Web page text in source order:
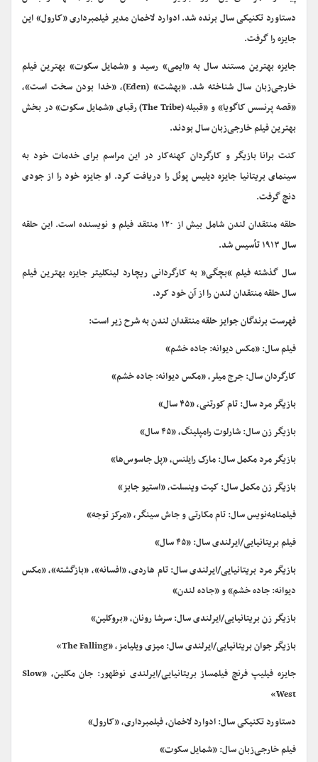
دستاورد تکنیکی سال برنده شد. ادوارد لاخمان مدیر فیلمبرداری «کارول» این
جایزه را گرفت.
جایزه بهترین مستند سال به «ایمی» رسید و «شمایل سکوت» بهترین فیلم
خارجی‌زبان سال شناخته شد. «بهشت» (Eden)، «خدا بودن سخت است»،
«قصه پرنسس کاگویا» و «قبیله (The Tribe) رقبای «شمایل سکوت» در بخش
بهترین فیلم خارجی‌زبان سال بودند.
کنت برانا بازیگر و کارگردان کهنه‌کار در این مراسم برای خدمات خود به
سینمای بریتانیا جایزه دیلیس پوئل را دریافت کرد. او جایزه خود را از جودی
دنچ گرفت.
حلقه منتقدان لندن شامل بیش از ۱۲۰ منتقد فیلم و نویسنده است. این حلقه
سال ۱۹۱۳ تأسیس شد.
سال گذشته فیلم “بچگی” به کارگردانی ریچارد لینکلیتر جایزه بهترین فیلم
سال حلقه منتقدان لندن را از آن خود کرد.
فهرست برندگان جوایز حلقه منتقدان لندن به شرح زیر است:
فیلم سال: «مکس دیوانه: جاده خشم»
کارگردان سال: جرج میلر، «مکس دیوانه: جاده خشم»
بازیگر مرد سال: تام کورتنی، «۴۵ سال»
بازیگر زن سال: شارلوت رامپلینگ، «۴۵ سال»
بازیگر مرد مکمل سال: مارک رایلنس، «پل جاسوس‌ها»
بازیگر زن مکمل سال: کیت وینسلت، «استیو جابز»
فیلمنامه‌نویس سال: تام مکارتی و جاش سینگر، «مرکز توجه»
فیلم بریتانیایی/ایرلندی سال: «۴۵ سال»
بازیگر مرد بریتانیایی/ایرلندی سال: تام هاردی، «افسانه»، «بازگشته»، «مکس
دیوانه: جاده خشم» و «جاده لندن»
بازیگر زن بریتانیایی/ایرلندی سال: سرشا رونان، «بروکلین»
بازیگر جوان بریتانیایی/ایرلندی سال: میزی ویلیامز، «The Falling»
جایزه فیلیپ فرنچ فیلمساز بریتانیایی/ایرلندی نوظهور: جان مکلین، «Slow
West»
دستاورد تکنیکی سال: ادوارد لاخمان، فیلمبرداری، «کارول»
فیلم خارجی‌زبان سال: «شمایل سکوت»